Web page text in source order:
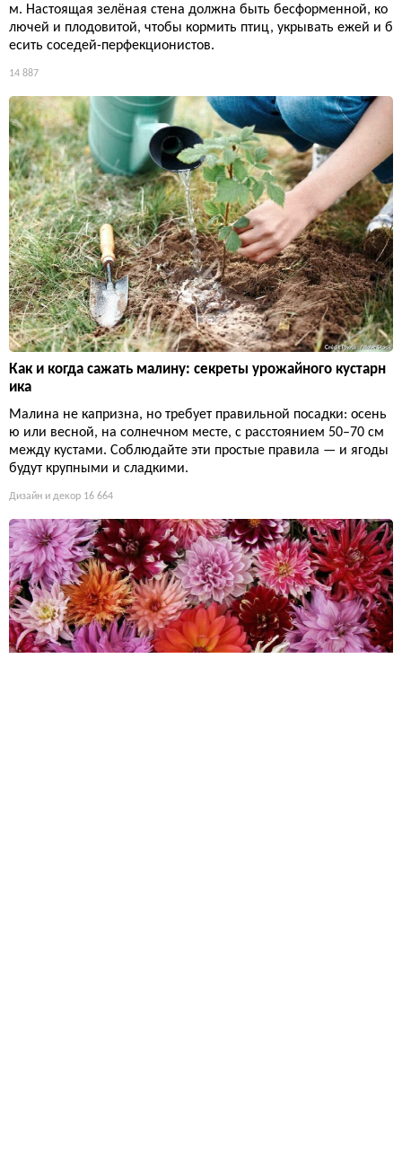
м. Настоящая зелёная стена должна быть бесформенной, ко
лючей и плодовитой, чтобы кормить птиц, укрывать ежей и б
есить соседей-перфекционистов.
14 887
Как и когда сажать малину: секреты урожайного кустарн
ика
Малина не капризна, но требует правильной посадки: осень
ю или весной, на солнечном месте, с расстоянием 50–70 см
между кустами. Соблюдайте эти простые правила — и ягоды
будут крупными и сладкими.
Дизайн и декор 16 664